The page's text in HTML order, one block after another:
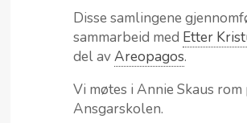
Disse samlingene
sammarbeid med Etter
del avAreopagos.
Vi møtes i Annie Skaus rom
Ansgarskolen.